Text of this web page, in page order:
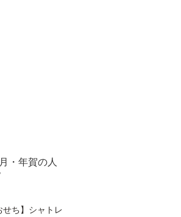
・年賀の人
せち】シャトレ